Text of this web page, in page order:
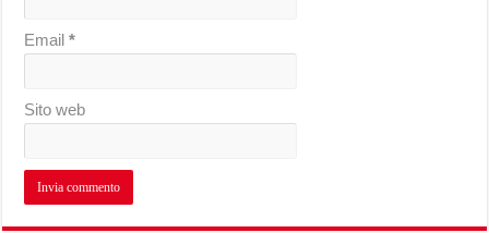
Email*
Sito web